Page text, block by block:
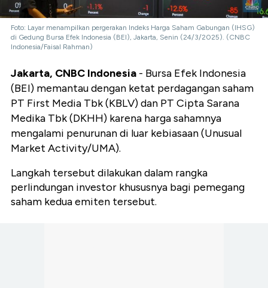
Foto: Layar menampilkan pergerakan Indeks Harga Saham Gabungan (IHSG)
di Gedung Bursa Efek Indonesia (BEI), Jakarta, Senin (24/3/2025). (CNBC
Indonesia/Faisal Rahman)
Jakarta, CNBC Indonesia - Bursa Efek Indonesia
(BEI) memantau dengan ketat perdagangan saham
PT First Media Tbk (KBLV) dan PT Cipta Sarana
Medika Tbk (DKHH) karena harga sahamnya
mengalami penurunan di luar kebiasaan (Unusual
Market Activity/UMA).
Langkah tersebut dilakukan dalam rangka
perlindungan investor khususnya bagi pemegang
saham kedua emiten tersebut.